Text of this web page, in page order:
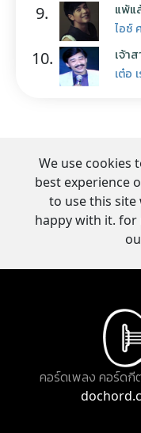
9. แพ้แ
ไอซ์
10. เจ้า
เต๋อ
We use cookies
best experience
to use this site
happy with it.
คอร์ดเพลง คอร์ดกี